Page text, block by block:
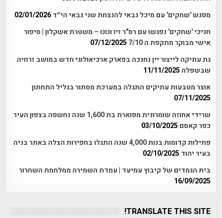
מפגש 'שחקים' עם מיכל גבאי להנצחת שני גבאי הי״ד 02/01/2026
חניכי 'שחקים' נפגשו עם רס"ר זיו ונונו – משטרת אשקלון | סיפור
אישי מבוקר מתקפת ה 7/10
07/12/2025
גת עתיקה לייצור יין נחנכה בפארק ארכיאולוגי חדש במושב זרחיה
שבשפלה 11/11/2025
אוצר מטבעות עתיקים התגלה במערכת מסתור בגליל התחתון
07/11/2025
שרידי אחוזה שומרונית מפוארת בת 1,600 שנה נחשפה בצפון העיר
כפר קאסם 03/10/2025
פתילות קדומות בנות 4,000 שנה התגלו בחפירות הצלה באתר בניה
בעיר יהוד 02/10/2025
בית הגמדים של קיבוץ עמיעד | עמדת השמירה ממלחמת השחרור
16/09/2025
TRANSLATE THIS SITE!